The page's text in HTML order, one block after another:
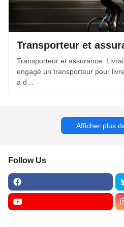
Transporteur et
Transporteur et assurance
engagé un transporteur pour
a d…
Afficher plus
Follow Us